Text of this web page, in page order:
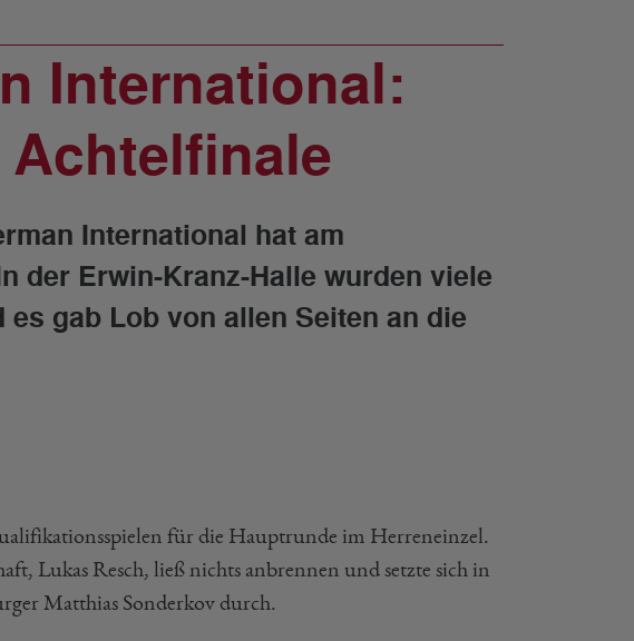
International:
International hat am
der Erwin-Kranz-Halle wurden viele
gab Lob von allen Seiten an die
für die Hauptrunde im Herreneinzel.
Lukas Resch, ließ nichts anbrennen und setzte sich in
Matthias Sonderkov durch.